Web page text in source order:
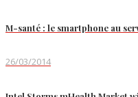
M-santé : le smartphone au
26/03/2014